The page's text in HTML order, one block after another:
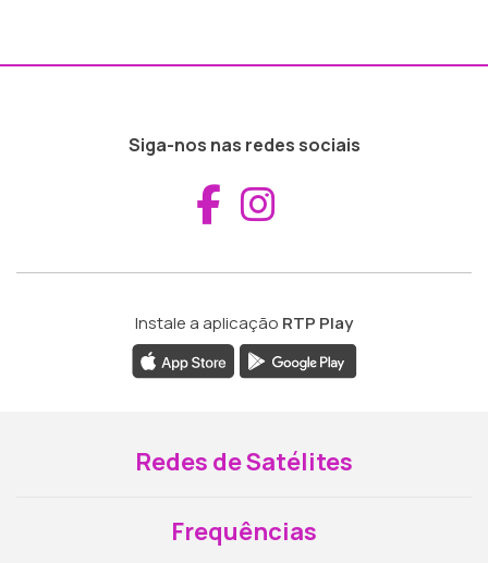
Siga-nos nas redes sociais
Aceder ao
Instale a aplicação RTP Play
Redes de Satélites
Frequências